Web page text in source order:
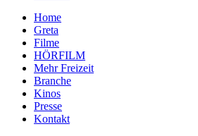
Home
Greta
Filme
HÖRFILM
Mehr Freizeit
Branche
Kinos
Presse
Kontakt